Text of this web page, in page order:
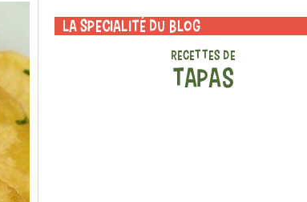
La specialité du blog
RECETTES DE
TAPAS